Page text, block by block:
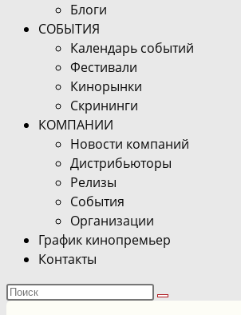
Блоги
СОБЫТИЯ
Календарь событий
Фестивали
Кинорынки
Скрининги
КОМПАНИИ
Новости компаний
Дистрибьюторы
Релизы
События
Организации
График кинопремьер
Контакты
Поиск